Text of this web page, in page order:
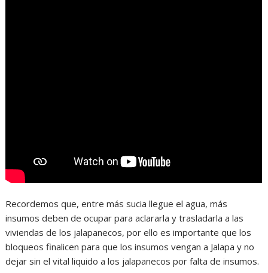
Recordemos que, entre más sucia llegue el agua, más
insumos deben de ocupar para aclararla y trasladarla a las
viviendas de los jalapanecos, por ello es importante que los
bloqueos finalicen para que los insumos vengan a Jalapa y no
dejar sin el vital liquido a los jalapanecos por falta de insumos.